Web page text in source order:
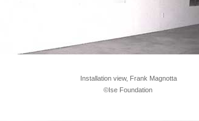
Installation view, Frank Magnotta
©Ise Foundation